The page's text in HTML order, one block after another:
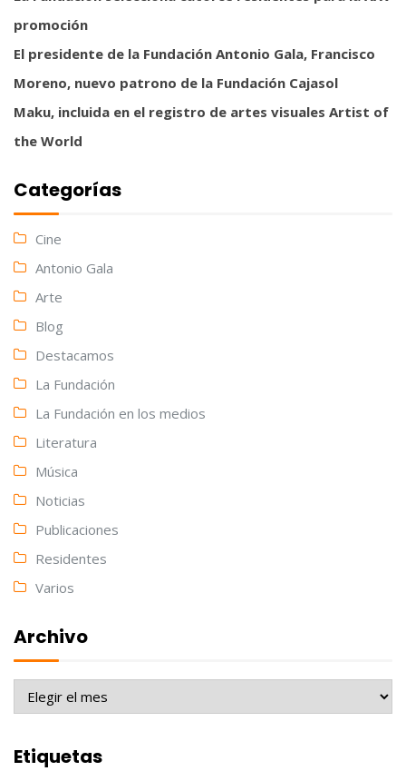
promoción
El presidente de la Fundación Antonio Gala, Francisco
Moreno, nuevo patrono de la Fundación Cajasol
Maku, incluida en el registro de artes visuales Artist of
the World
Categorías
Cine
Antonio Gala
Arte
Blog
Destacamos
La Fundación
La Fundación en los medios
Literatura
Música
Noticias
Publicaciones
Residentes
Varios
Archivo
Archivo
Etiquetas